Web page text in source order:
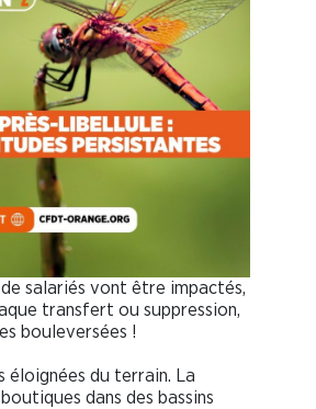
de salariés vont être impactés,
transfert ou suppression,
bouleversées !
éloignées du terrain. La
dans des bassins